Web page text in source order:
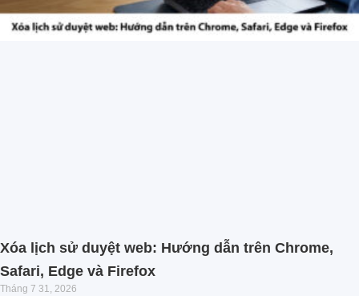
Xóa lịch sử duyệt web: Hướng dẫn trên Chrome,
Safari, Edge và Firefox
Tháng 7 31, 2026